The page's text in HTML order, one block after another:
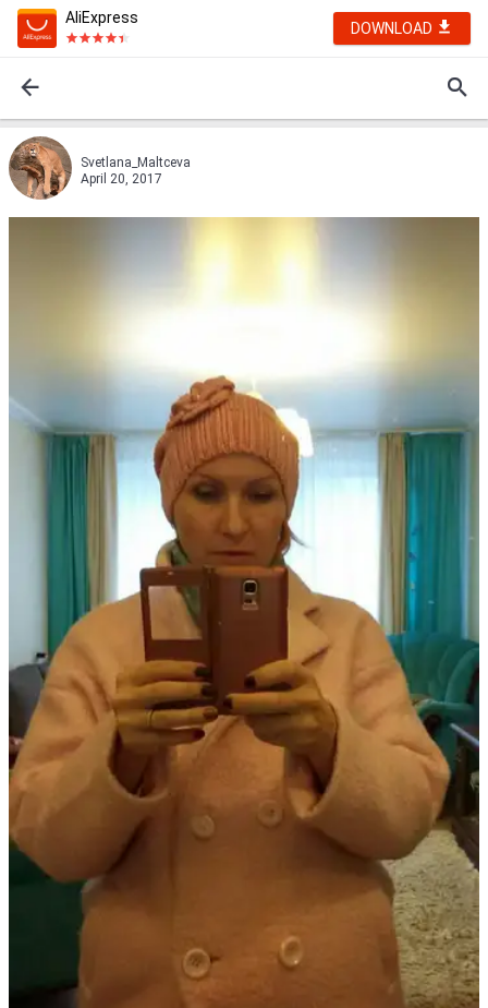
AliExpress
DOWNLOAD
Svetlana_Maltceva
April 20, 2017